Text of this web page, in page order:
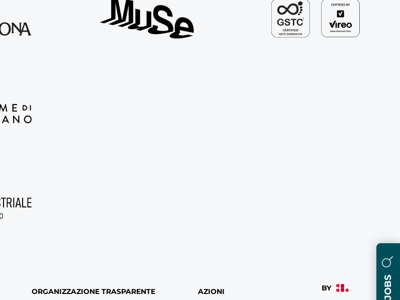
ORGANIZZAZIONE TRASPARENTE AZIONI JOBS